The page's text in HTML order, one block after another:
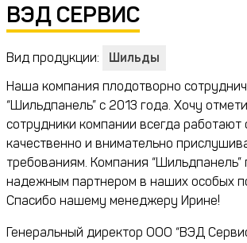
ВЭД СЕРВИС
Вид продукции:
Шильды
Наша компания плодотворно
“Шильдпанель” с 2013 года. Хочу
сотрудники компании всегда работают
качественно и внимательно
требованиям. Компания “Шильдпанель”
надежным партнером в наших особых
Спасибо нашему менеджеру Ирине!
Генеральный директор ООО “ВЭД